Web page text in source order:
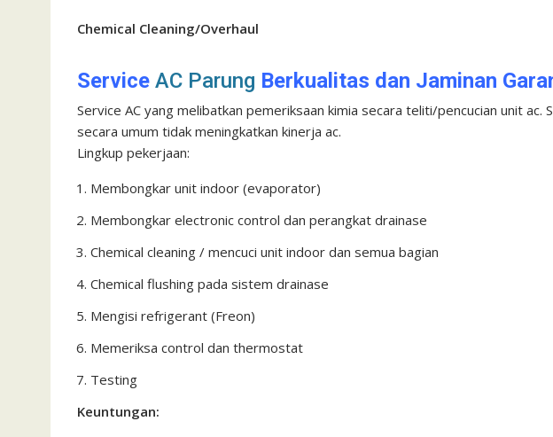
Chemical Cleaning/Overhaul
Service AC Parung Berkualitas dan Jaminan
Service AC yang melibatkan pemeriksaan kimia secara teliti/pencucian unit ac.
secara umum tidak meningkatkan kinerja ac.
Lingkup pekerjaan:
Membongkar unit indoor (evaporator)
Membongkar electronic control dan perangkat drainase
Chemical cleaning / mencuci unit indoor dan semua bagian
Chemical flushing pada sistem drainase
Mengisi refrigerant (Freon)
Memeriksa control dan thermostat
Testing
Keuntungan: